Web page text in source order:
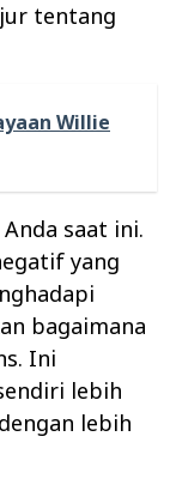
tentang
Willie
saat ini.
yang
bagaimana
Ini
lebih
lebih